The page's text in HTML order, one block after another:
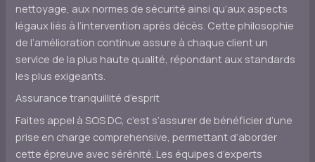
nettoyage, aux normes de sécurité ainsi qu’aux aspects
légaux liés à l’intervention après décès. Cette philosophie
de l’amélioration continue assure à chaque client un
service de la plus haute qualité, répondant aux standards
les plus exigeants.
Assurance tranquillité d’esprit
Faites appel à SOS DC, c’est s’assurer de bénéficier d’une
prise en charge comprehensive, permettant d’aborder
cette épreuve avec sérénité. Les équipes d’experts